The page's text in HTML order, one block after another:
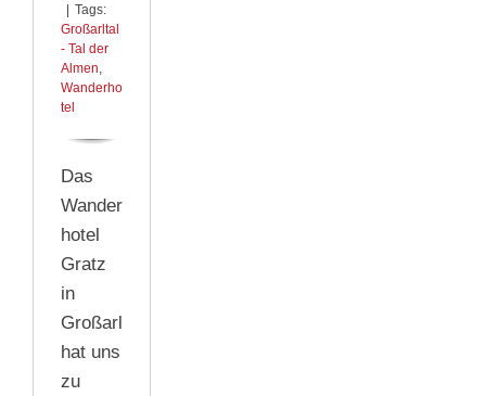
Tags:
Großarltal
- Tal der
Almen,
Wanderho
tel
Das
Wander
hotel
Gratz
in
Großarl
hat uns
zu